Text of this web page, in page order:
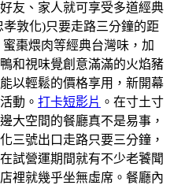
友、家人就可享受多道經典
敦化)只要走路三分鐘的距
棗煨肉等經典台灣味，加
和視味覺創意滿滿的火焰豬
以輕鬆的價格享用，新開幕
動。 打卡短影片 。在寸土寸
大空間的餐廳真不是易事，
三號出口走路只要三分鐘，
試營運期間就有不少老饕聞
裡就幾乎坐無虛席。餐廳內